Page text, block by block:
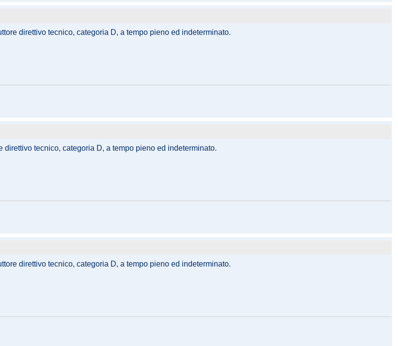
direttivo tecnico, categoria D, a tempo pieno ed indeterminato.
tecnico, categoria D, a tempo pieno ed indeterminato.
direttivo tecnico, categoria D, a tempo pieno ed indeterminato.